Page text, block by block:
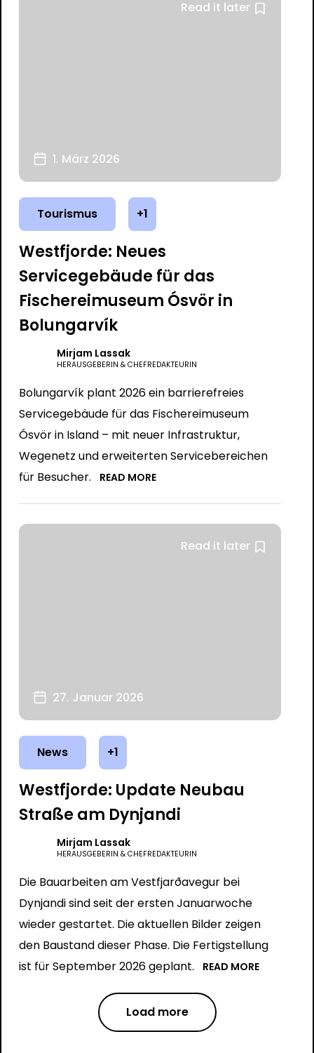
Read it later
1. März 2026
Tourismus +1
Westfjorde: Neues
Servicegebäude für das
Fischereimuseum Ósvör in
Bolungarvík
Mirjam Lassak
HERAUSGEBERIN & CHEFREDAKTEURIN
Bolungarvík plant 2026 ein barrierefreies
Servicegebäude für das Fischereimuseum
Ósvör in Island – mit neuer Infrastruktur,
Wegenetz und erweiterten Servicebereichen
für Besucher.
READ MORE
Read it later
27. Januar 2026
News +1
Westfjorde: Update Neubau
Straße am Dynjandi
Mirjam Lassak
HERAUSGEBERIN & CHEFREDAKTEURIN
Die Bauarbeiten am Vestfjarðavegur bei
Dynjandi sind seit der ersten Januarwoche
wieder gestartet. Die aktuellen Bilder zeigen
den Baustand dieser Phase. Die Fertigstellung
ist für September 2026 geplant.
READ MORE
Load more